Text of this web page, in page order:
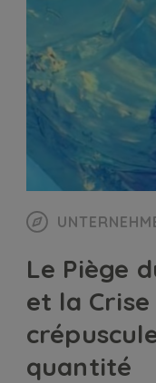
Le Piège
et la Crise
quantité